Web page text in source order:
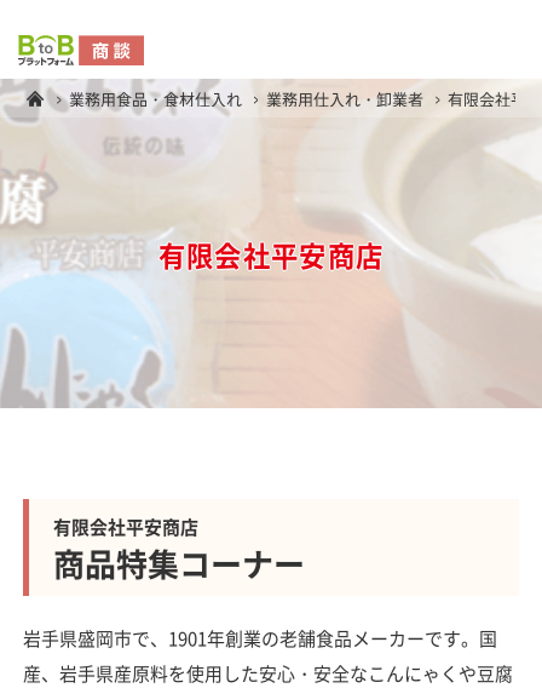
業務用食品・食材仕入れ 業務用仕入れ・卸業者 有限会社平
有限会社平安商店
有限会社平安商店
商品特集コーナー
岩手県盛岡市で、1901年創業の老舗食品メーカーです。国
産、岩手県産原料を使用した安心・安全なこんにゃくや豆腐